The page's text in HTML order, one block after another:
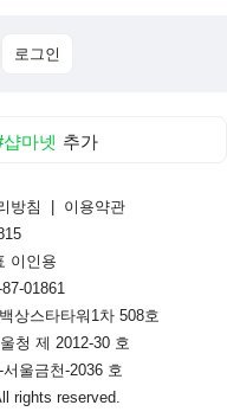
로그인
마넷 추가
방침
이용약관
이인용
01861
상스타타워1차 508호
청 제 2012-30 호
울금천-2036 호
rights reserved.